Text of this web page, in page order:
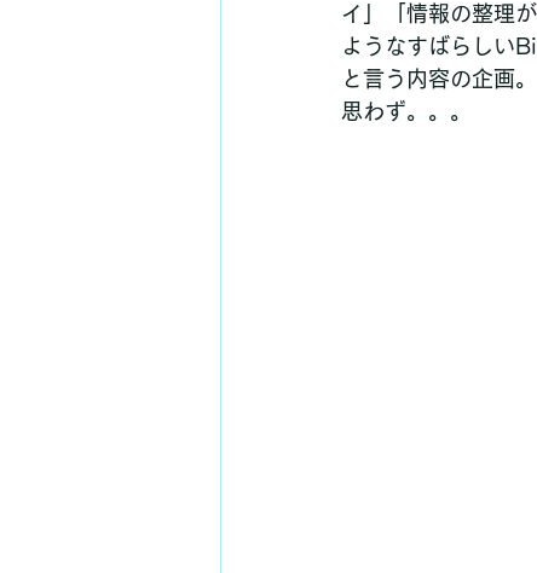
イ」「情報の整理
ようなすばらしい
と言う内容の企画。
思わず。。。